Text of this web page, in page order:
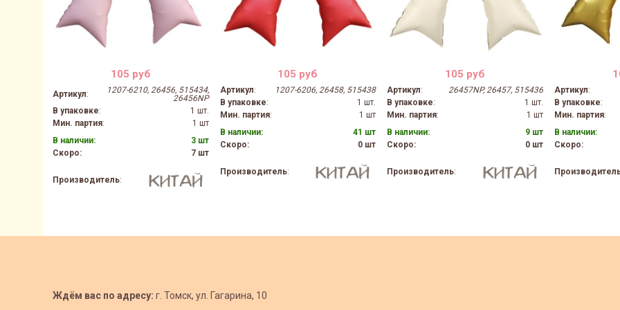
105 руб
Артикул:
1207-6210, 26456, 515434,
26456NP
В упаковке:
1 шт.
Мин. партия:
1 шт
В наличии:
3 шт
Скоро:
7 шт
Производитель:
105 руб
Артикул:
1207-6206, 26458, 515438
В упаковке:
1 шт.
Мин. партия:
1 шт
В наличии:
41 шт
Скоро:
0 шт
Производитель:
105 руб
Артикул:
26457NP, 26457, 515436
В упаковке:
1 шт.
Мин. партия:
1 шт
В наличии:
9 шт
Скоро:
0 шт
Производитель:
Артикул:
В упаковке:
Мин. партия:
В наличии:
Скоро:
Ждём вас по адресу: г. Томск, ул. Гагарина, 10